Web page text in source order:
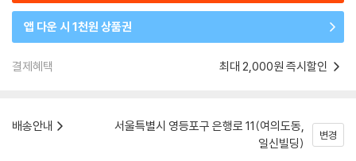
앱 다운 시 1천원 상품권
결제혜택 최대 2,000원 즉시할인
배송안내
서울특별시 영등포구 은행로 11(여의도동,
일신빌딩)
변경